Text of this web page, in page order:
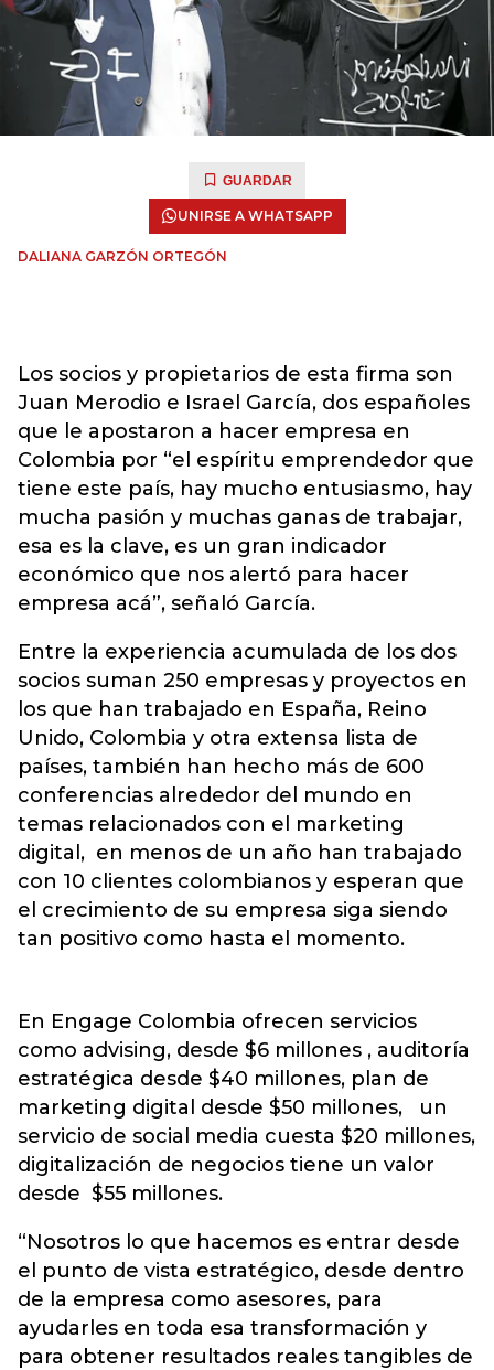
GUARDAR
UNIRSE A WHATSAPP
DALIANA GARZÓN ORTEGÓN
Los socios y propietarios de esta firma son
Juan Merodio e Israel García, dos españoles
que le apostaron a hacer empresa en
Colombia por “el espíritu emprendedor que
tiene este país, hay mucho entusiasmo, hay
mucha pasión y muchas ganas de trabajar,
esa es la clave, es un gran indicador
económico que nos alertó para hacer
empresa acá”, señaló García.
Entre la experiencia acumulada de los dos
socios suman 250 empresas y proyectos en
los que han trabajado en España, Reino
Unido, Colombia y otra extensa lista de
países, también han hecho más de 600
conferencias alrededor del mundo en
temas relacionados con el marketing
digital, en menos de un año han trabajado
con 10 clientes colombianos y esperan que
el crecimiento de su empresa siga siendo
tan positivo como hasta el momento.
En Engage Colombia ofrecen servicios
como advising, desde $6 millones , auditoría
estratégica desde $40 millones, plan de
marketing digital desde $50 millones, un
servicio de social media cuesta $20 millones,
digitalización de negocios tiene un valor
desde $55 millones.
“Nosotros lo que hacemos es entrar desde
el punto de vista estratégico, desde dentro
de la empresa como asesores, para
ayudarles en toda esa transformación y
para obtener resultados reales tangibles de